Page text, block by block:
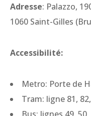
Adresse: Palazzo,
1060 Saint-Gilles
Accessibilité:
Metro: Porte de
Tram: ligne 81,